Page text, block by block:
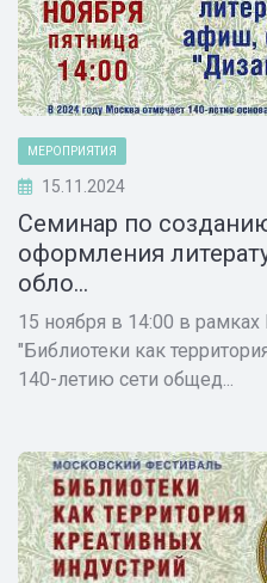
МЕРОПРИЯТИЯ
15.11.2024
Семинар по
оформления
обло...
15 ноября в 14:00 в
"Библиотеки как
140-летию сети общед...